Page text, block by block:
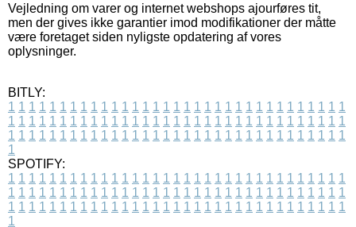
Vejledning om varer og internet webshops ajourføres tit,
men der gives ikke garantier imod modifikationer der måtte
være foretaget siden nyligste opdatering af vores
oplysninger.
BITLY:
1 1 1 1 1 1 1 1 1 1 1 1 1 1 1 1 1 1 1 1 1 1 1 1 1 1 1 1 1 1 1 1 1
1 1 1 1 1 1 1 1 1 1 1 1 1 1 1 1 1 1 1 1 1 1 1 1 1 1 1 1 1 1 1 1 1
1 1 1 1 1 1 1 1 1 1 1 1 1 1 1 1 1 1 1 1 1 1 1 1 1 1 1 1 1 1 1 1 1
1
SPOTIFY:
1 1 1 1 1 1 1 1 1 1 1 1 1 1 1 1 1 1 1 1 1 1 1 1 1 1 1 1 1 1 1 1 1
1 1 1 1 1 1 1 1 1 1 1 1 1 1 1 1 1 1 1 1 1 1 1 1 1 1 1 1 1 1 1 1 1
1 1 1 1 1 1 1 1 1 1 1 1 1 1 1 1 1 1 1 1 1 1 1 1 1 1 1 1 1 1 1 1 1
1